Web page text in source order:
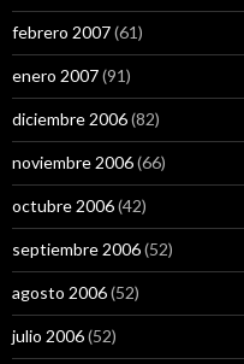
febrero 2007(61)
enero 2007(91)
diciembre 2006(82)
noviembre 2006(66)
octubre 2006(42)
septiembre 2006(52)
agosto 2006(52)
julio 2006(52)